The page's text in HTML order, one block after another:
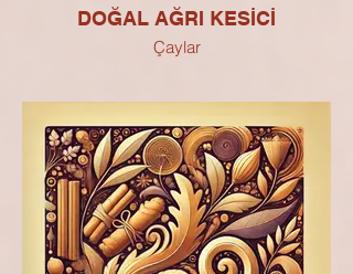
DOĞAL AĞRI KESİCİ
Çaylar